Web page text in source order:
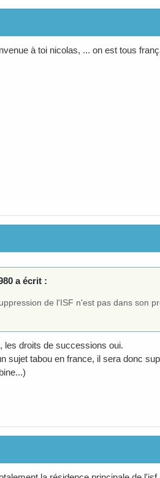
à toi nicolas, ... on est tous
a écrit :
de l'ISF n'est pas dans son
les droits de successions oui.
sujet tabou en france, il sera donc